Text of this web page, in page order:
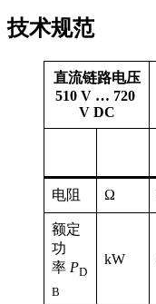
技术规范
直流链路电压
510 V … 720
V DC
电阻 Ω
额定
功
率 PD
B
kW